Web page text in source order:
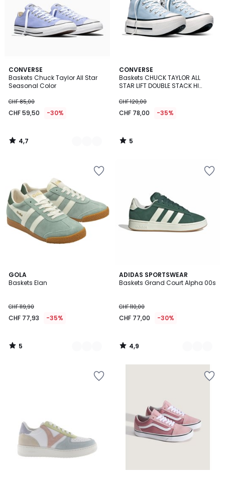
CONVERSE
Baskets Chuck Taylor All Star
Seasonal Color
CHF 85,00
CHF 59,50 -30%
4,7
/ 5
3
Couleurs
4,7
/
CONVERSE
Baskets CHUCK TAYLOR ALL
STAR LIFT DOUBLE STACK HI
CHF 120,00
CHF 78,00 -35%
5
/
5
5
/
GOLA
Baskets Elan
CHF 119,90
CHF 77,93 -35%
5
/
3
Couleurs
5
/
ADIDAS SPORTSWEAR
Baskets Grand Court Alpha 00s
CHF 110,00
CHF 77,00 -30%
4,9
/ 5
2
Couleurs
4,9
/